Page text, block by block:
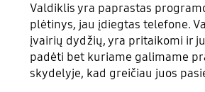
Valdiklis yra paprastas
plėtinys, jau įdiegtas telefone.
įvairių dydžių, yra pritaikomi ir
padėti bet kuriame galimame
skydelyje, kad greičiau juos